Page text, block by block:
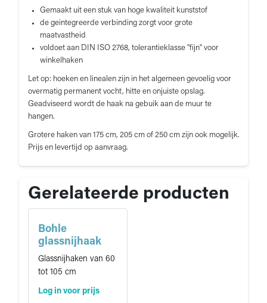
Gemaakt uit een stuk van hoge kwaliteit kunststof
de geintegreerde verbinding zorgt voor grote
maatvastheid
voldoet aan DIN ISO 2768, tolerantieklasse "fijn" voor
winkelhaken
Let op: hoeken en linealen zijn in het algemeen gevoelig voor
overmatig permanent vocht, hitte en onjuiste opslag.
Geadviseerd wordt de haak na gebuik aan de muur te
hangen.
Grotere haken van 175 cm, 205 cm of 250 cm zijn ook mogelijk.
Prijs en levertijd op aanvraag.
Gerelateerde producten
Bohle
glassnijhaak
Glassnijhaken van 60
tot 105 cm
Log in voor prijs